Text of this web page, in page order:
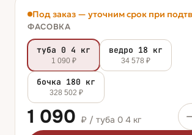
Под заказ — уточним срок при
ФАСОВКА
туба 0 4 кг
1 090 ₽
ведро 18 кг
34 578 ₽
бочка 180 кг
328 502 ₽
1 090 ₽ / туба 0 4 кг